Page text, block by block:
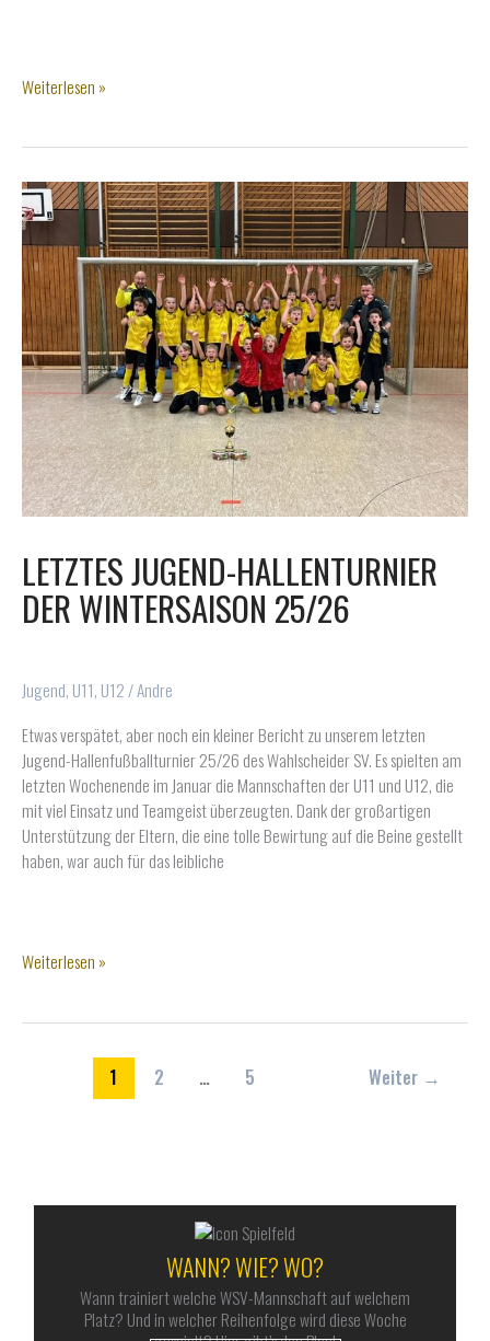
Einladung
2026
Weiterlesen »
LETZTES JUGEND-HALLENTURNIER
DER WINTERSAISON 25/26
Jugend, U11, U12 /Andre
Etwas verspätet, aber noch ein kleiner Bericht zu unserem letzten
Jugend-Hallenfußballturnier 25/26 des Wahlscheider SV. Es spielten am
letzten Wochenende im Januar die Mannschaften der U11 und U12, die
mit viel Einsatz und Teamgeist überzeugten. Dank der großartigen
Unterstützung der Eltern, die eine tolle Bewirtung auf die Beine gestellt
haben, war auch für das leibliche
Letztes
Wintersaison
Weiterlesen »
1 2 … 5 Weiter →
WANN? WIE? WO?
Wann trainiert welche WSV-Mannschaft auf welchem
Platz? Und in welcher Reihenfolge wird diese Woche